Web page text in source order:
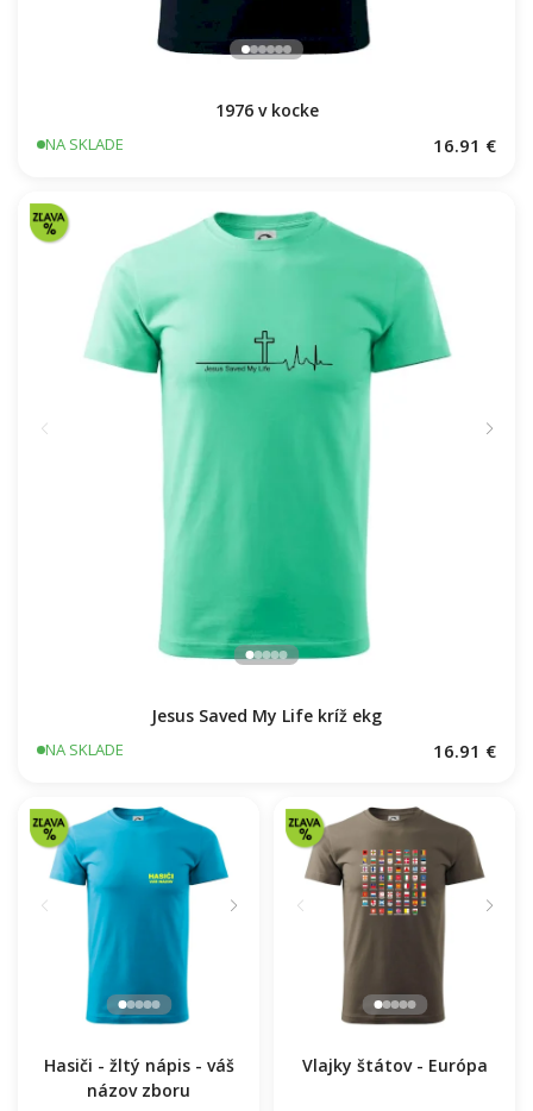
1976 v kocke
NA SKLADE 16.91 €
Jesus Saved My Life kríž ekg
NA SKLADE 16.91 €
Hasiči - žltý nápis - váš
názov zboru
Vlajky štátov - Európa